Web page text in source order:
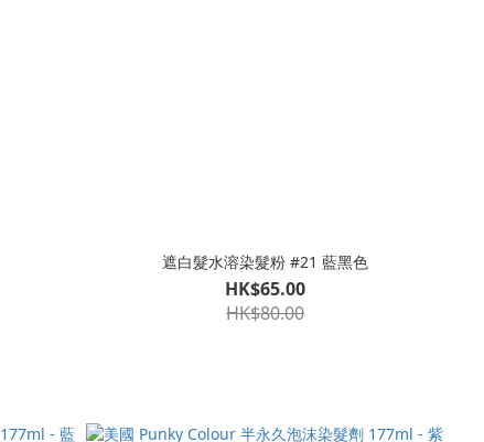
遮白髮水溶染髮粉 #21 藍黑色
HK$65.00
HK$80.00